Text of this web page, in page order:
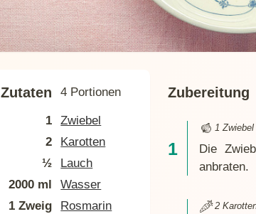
Zutaten 4 Portionen
1
Zwiebel
2
Karotten
½
Lauch
2000 ml
Wasser
1 Zweig
Rosmarin
Zubereitung
1 Zwiebel
Die
anbraten.
2